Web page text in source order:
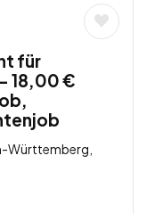
für
18,00 €
Württemberg,